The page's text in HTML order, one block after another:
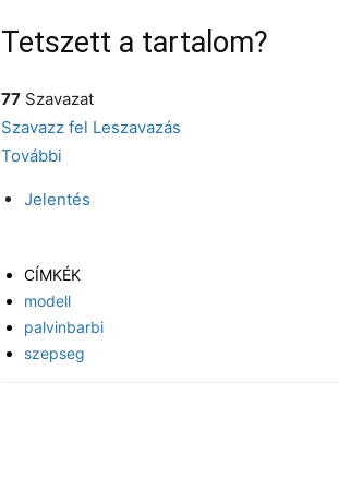
Tetszett a tartalom?
77 Szavazat
Szavazz fel Leszavazás
További
Jelentés
CÍMKÉK
modell
palvinbarbi
szepseg